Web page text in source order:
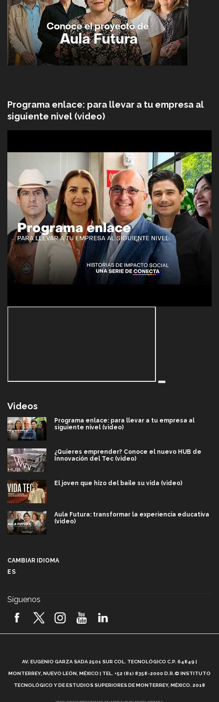
Programa enlace: para llevar a tu empresa al
siguiente nivel (video)
Videos
Programa enlace: para llevar a tu empresa al
siguiente nivel (video)
¿Quieres emprender? Conoce el nuevo HUB de
Innovación del Tec (video)
El joven que hizo del baile su vida (video)
Aula Futura: transformar la experiencia educativa
(video)
2026! (video)
¿Cómo es el Modelo Educativo Tec? (video)
CAMBIAR IDIOMA
ES
Síguenos
AV. EUGENIO GARZA SADA 2501 SUR COL. TECNOLÓGICO C.P. 64849 |
MONTERREY, NUEVO LEÓN, MÉXICO | TEL. +52 (81) 8358-2000 D.R.© INSTITUTO
TECNOLÓGICO Y DE ESTUDIOS SUPERIORES DE MONTERREY, MÉXICO. 2018